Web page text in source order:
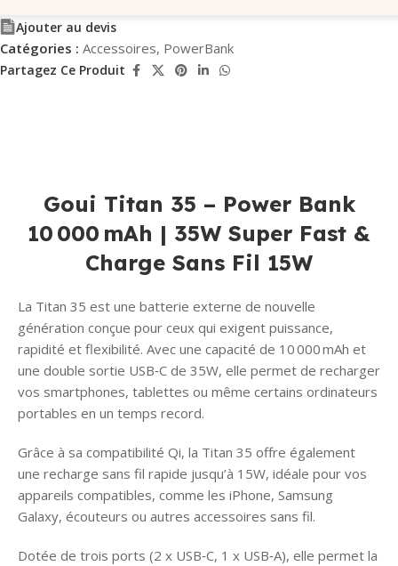
Ajouter au devis
Catégories : Accessoires, PowerBank
Partagez Ce Produit
Goui Titan 35 – Power Bank
10 000 mAh | 35W Super Fast &
Charge Sans Fil 15W
La Titan 35 est une batterie externe de nouvelle
génération conçue pour ceux qui exigent puissance,
rapidité et flexibilité. Avec une capacité de 10 000 mAh et
une double sortie USB‑C de 35W, elle permet de recharger
vos smartphones, tablettes ou même certains ordinateurs
portables en un temps record.
Grâce à sa compatibilité Qi, la Titan 35 offre également
une recharge sans fil rapide jusqu’à 15W, idéale pour vos
appareils compatibles, comme les iPhone, Samsung
Galaxy, écouteurs ou autres accessoires sans fil.
Dotée de trois ports (2 x USB‑C, 1 x USB‑A), elle permet la